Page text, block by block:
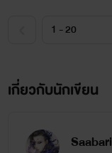
ฮ่องเต้วังหลวง ตู้ผาน
เกี่ยวกับนักเขียน
Saabari